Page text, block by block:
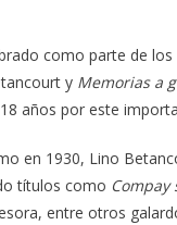
como parte de
y Memorias a
años por este
en 1930, Lino
títulos como Com­pay
entre otros